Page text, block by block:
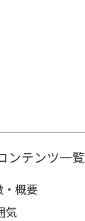
ンテンツ一覧
概要
気